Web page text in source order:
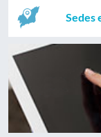
Sedes